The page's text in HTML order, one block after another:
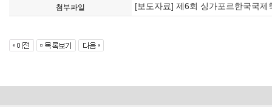
첨부파일 [보도자료] 제6회 싱가포르한국국